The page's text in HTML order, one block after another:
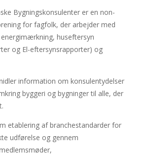
Bygningskonsulenter er en non-
for fagfolk, der arbejder med
huseftersyn
og El-eftersynsrapporter) og
information om konsulentydelser
byggeri og bygninger til alle, der
etablering af branchestandarder for
udførelse og gennem